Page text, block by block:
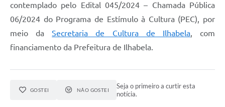
contemplado pelo Edital 045/2024 – Chamada Pública
06/2024 do Programa de Estímulo à Cultura (PEC), por
meio daSecretaria de Cultura de Ilhabela, com
financiamento da Prefeitura de Ilhabela.
GOSTEI NÃO GOSTEI
Seja o primeiro a curtir esta
notícia.